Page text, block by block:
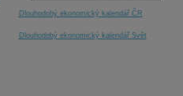
Dlouhodobý ekonomický kalendář ČR
Dlouhodobý ekonomický kalendář Svět